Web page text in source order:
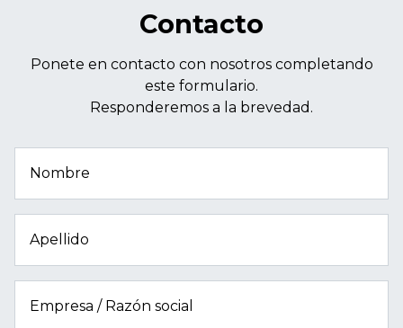
Contacto
Ponete en contacto con nosotros completando
este formulario.
Responderemos a la brevedad.
Nombre
Apellido
Empresa / Razón social